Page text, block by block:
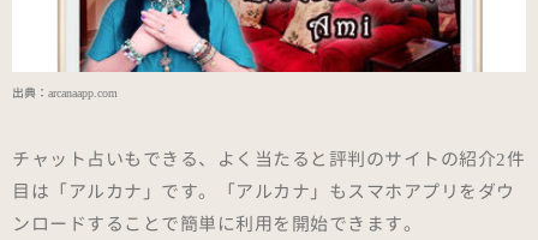
出典： arcanaapp.com
チャット占いもできる、よく当たると評判のサイトの紹介2件
目は「アルカナ」です。「アルカナ」もスマホアプリをダウ
ンロードすることで簡単に利用を開始できます。